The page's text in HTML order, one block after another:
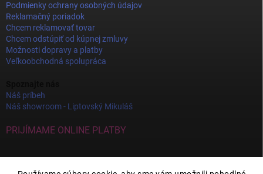
Podmienky ochrany osobných údajov
Reklamačný poriadok
Chcem reklamovať tovar
Chcem odstúpiť od kúpnej zmluvy
Možnosti dopravy a platby
Veľkoobchodná spolupráca
Náš príbeh
Náš showroom - Liptovský Mikuláš
PRIJÍMAME ONLINE PLATBY